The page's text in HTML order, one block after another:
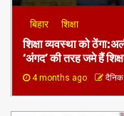
बिहार शिक्षा
शिक्षा व्यवस्था को
‘अंगद’ की तरह जमे हैं
4 months ago